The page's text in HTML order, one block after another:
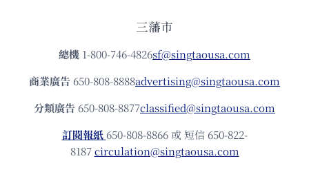
三藩市
總機 1-800-746-4826sf@singtaousa.com
商業廣告 650-808-8888advertising@singtaousa.com
分類廣告 650-808-8877classified@singtaousa.com
訂閱報紙 650-808-8866 或 短信 650-822-
8187circulation@singtaousa.com